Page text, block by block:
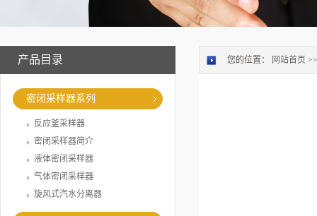
产品目录
密闭采样器系列
反应釜采样器
密闭采样器简介
液体密闭采样器
气体密闭采样器
旋风式汽水分离器
您的位置： 网站首页